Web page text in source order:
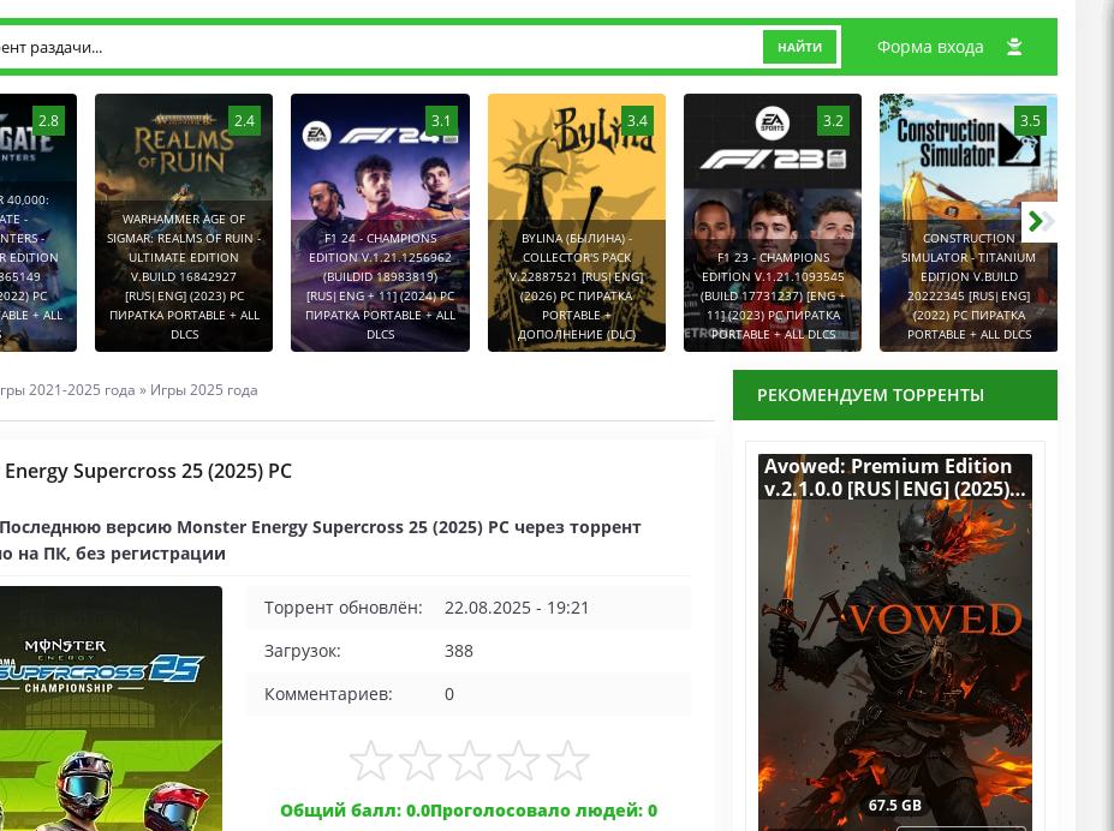
НАЙТИ Форма входа
2.8
40,000:
-
-
EDITION
PC
+ ALL
2.4
WARHAMMER AGE OF
SIGMAR: REALMS OF RUIN -
ULTIMATE EDITION
V.BUILD 16842927
[RUS|ENG] (2023) PC
ПИРАТКА PORTABLE + ALL
DLCS
3.1
F1 24 - CHAMPIONS
EDITION V.1.21.1256962
(BUILDID 18983819)
[RUS|ENG + 11] (2024) PC
ПИРАТКА PORTABLE + ALL
DLCS
3.4
BYLINA (БЫЛИНА) -
COLLECTOR'S PACK
V.22887521 [RUS|ENG]
(2026) PC ПИРАТКА
PORTABLE +
ДОПОЛНЕНИЕ (DLC)
3.2
F1 23 - CHAMPIONS
EDITION V.1.21.1093545
(BUILD 17731237) [ENG +
11] (2023) PC ПИРАТКА
PORTABLE + ALL DLCS
3.5
CONSTRUCTION
SIMULATOR - TITANIUM
EDITION V.BUILD
20222345 [RUS|ENG]
(2022) PC ПИРАТКА
PORTABLE + ALL DLCS
2021-2025 года » Игры 2025 года
Supercross 25 (2025) PC
версию Monster Energy Supercross 25 (2025) PC через торрент
на ПК, без регистрации
Торрент обновлён:
22.08.2025 - 19:21
Загрузок:
388
Комментариев:
0
Общий балл: 0.0Проголосовало людей: 0
РЕКОМЕНДУЕМ ТОРРЕНТЫ
Avowed: Premium Edition
v.2.1.0.0 [RUS|ENG] (2025)
PC RePack by R.G.
Механики со всеми DLC
67.5 GB